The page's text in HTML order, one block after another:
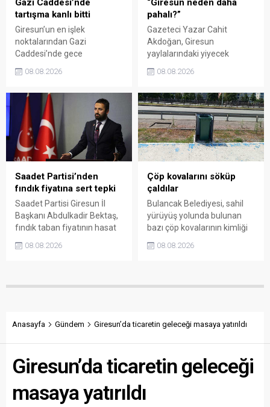
Gazi Caddesi’nde
tartışma kanlı bitti
Giresun’un en işlek
noktalarından Gazi
Caddesi’nde gece
saatlerinde çıkan silahlı
kavgada A.E. ayağından
bölgede kısa süreli panik
yaşanırken polis geniş çaplı
soruşturma başlattı.
08.08.2026
“Giresun neden daha
pahalı?”
Gazeteci Yazar Cahit
Akdoğan, Giresun
yaylalarındaki yiyecek
fiyatlarının çevre illere göre
belirgin biçimde yüksek
Valiliği, Tarım ve Orman İl
Müdürlüğü ile ilgili kurumları
denetime çağırdı. Akdoğan,
yüzde 50’ye ulaşan fiyat
farklarının araştırılması
gerektiğini söyledi.
08.08.2026
Saadet Partisi’nden
fındık fiyatına sert tepki
Saadet Partisi Giresun İl
Başkanı Abdulkadir Bektaş,
fındık taban fiyatının hasat
başlamasına rağmen
açıklanmamasına tepki
belirterek üreticiyi memnun
savundu.
08.08.2026
Çöp kovalarını söküp
çaldılar
Bulancak Belediyesi, sahil
yürüyüş yolunda bulunan
bazı çöp kovalarının kimliği
belirsiz kişi ya da kişilerce
sökülerek çalındığını açıkladı.
vatandaşlardan ihbar
08.08.2026
Anasayfa Gündem Giresun’da ticaretin geleceği masaya yatırıldı
Giresun’da ticaretin geleceği
masaya yatırıldı